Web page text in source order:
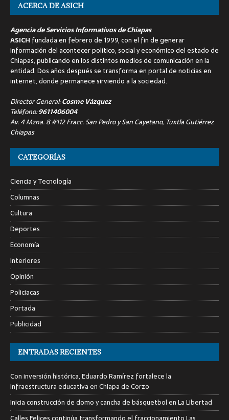
ACERCA DE ASICH
Agencia de Servicios Informativos de Chiapas
ASICH fundada en febrero de 1999, con el fin de generar
información del acontecer político, social y económico del estado de
Chiapas, publicando en los distintos medios de comunicación en la
entidad. Dos años después se transforma en portal de noticias en
internet, donde permanece sirviendo a la sociedad.
Director General:Cosme Vázquez
Teléfono:9611406004
Av. 4 Mzna. 8 #112 Fracc. San Pedro y San Cayetano, Tuxtla Gutiérrez
Chiapas
CATEGORÍAS
Ciencia y Tecnología
Columnas
Cultura
Deportes
Economía
Interiores
Opinión
Policiacas
Portada
Publicidad
ENTRADAS RECIENTES
Con inversión histórica, Eduardo Ramírez fortalece la
infraestructura educativa en Chiapa de Corzo
Inicia construcción de domo y cancha de básquetbol en La Libertad